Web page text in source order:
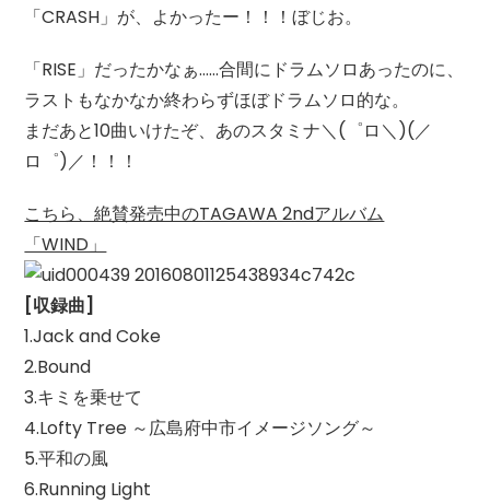
「CRASH」が、よかったー！！！ぼじお。
「RISE」だったかなぁ……合間にドラムソロあったのに、
ラストもなかなか終わらずほぼドラムソロ的な。
まだあと10曲いけたぞ、あのスタミナ＼(゜ロ＼)(／
ロ゜)／！！！
こちら、絶賛発売中のTAGAWA 2ndアルバム
「WIND」
[収録曲]
1.Jack and Coke
2.Bound
3.キミを乗せて
4.Lofty Tree ～広島府中市イメージソング～
5.平和の風
6.Running Light